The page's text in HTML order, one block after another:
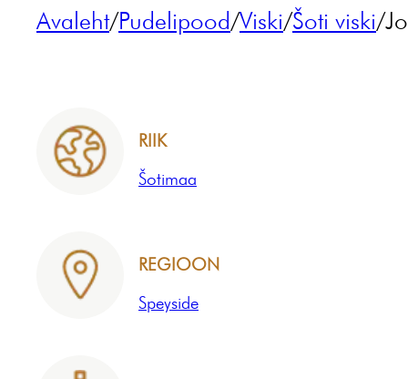
Avaleht/Pudelipood/Viski/Šoti viski/
RIIK
Šotimaa
REGIOON
Speyside